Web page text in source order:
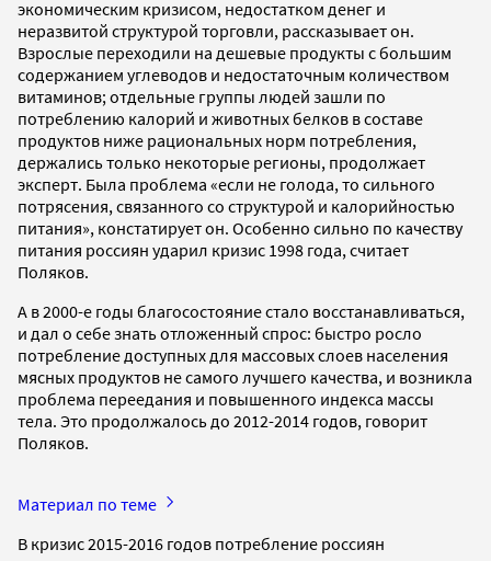
экономическим кризисом, недостатком денег и
неразвитой структурой торговли, рассказывает он.
Взрослые переходили на дешевые продукты с большим
содержанием углеводов и недостаточным количеством
витаминов; отдельные группы людей зашли по
потреблению калорий и животных белков в составе
продуктов ниже рациональных норм потребления,
держались только некоторые регионы, продолжает
эксперт. Была проблема «если не голода, то сильного
потрясения, связанного со структурой и калорийностью
питания», констатирует он. Особенно сильно по качеству
питания россиян ударил кризис 1998 года, считает
Поляков.
А в 2000-е годы благосостояние стало восстанавливаться,
и дал о себе знать отложенный спрос: быстро росло
потребление доступных для массовых слоев населения
мясных продуктов не самого лучшего качества, и возникла
проблема переедания и повышенного индекса массы
тела. Это продолжалось до 2012-2014 годов, говорит
Поляков.
Материал по теме
В кризис 2015-2016 годов потребление россиян